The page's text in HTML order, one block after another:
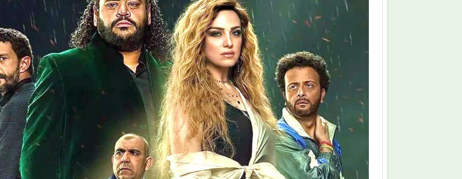
(الفن) والسياسة: عندما تتحول الريشة إلى سلاح
(بعد الليل).. هل يقدم (محمد الشرنوبي)